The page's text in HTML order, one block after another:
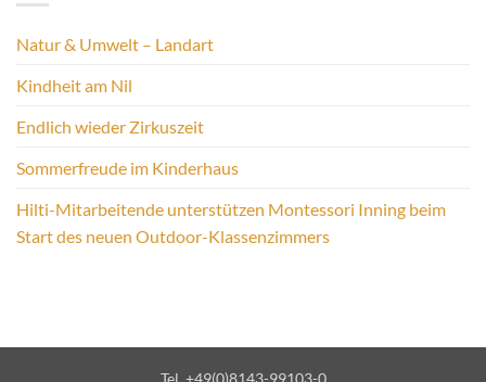
Natur & Umwelt – Landart
Kindheit am Nil
Endlich wieder Zirkuszeit
Sommerfreude im Kinderhaus
Hilti-Mitarbeitende unterstützen Montessori Inning beim
Start des neuen Outdoor-Klassenzimmers